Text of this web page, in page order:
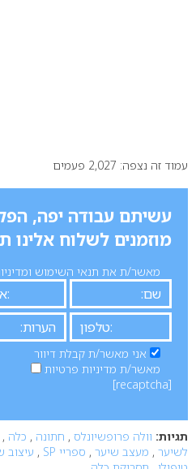
עמוד זה נצפה: 2,027 פעמים
עשיתם עבודה יפה,
מוזמנים לשלוח אלינו
מאשר/ת את תנאי השימוש
אני מאשר/ת קבלת דיוור
מאשר/ת מדיניות פרטיות
[recaptcha]
תגיות: וולה פרופשיונלס , חתונה , כלה ,
לשיער , מעצב שיער , ספריי SP , עיצוב